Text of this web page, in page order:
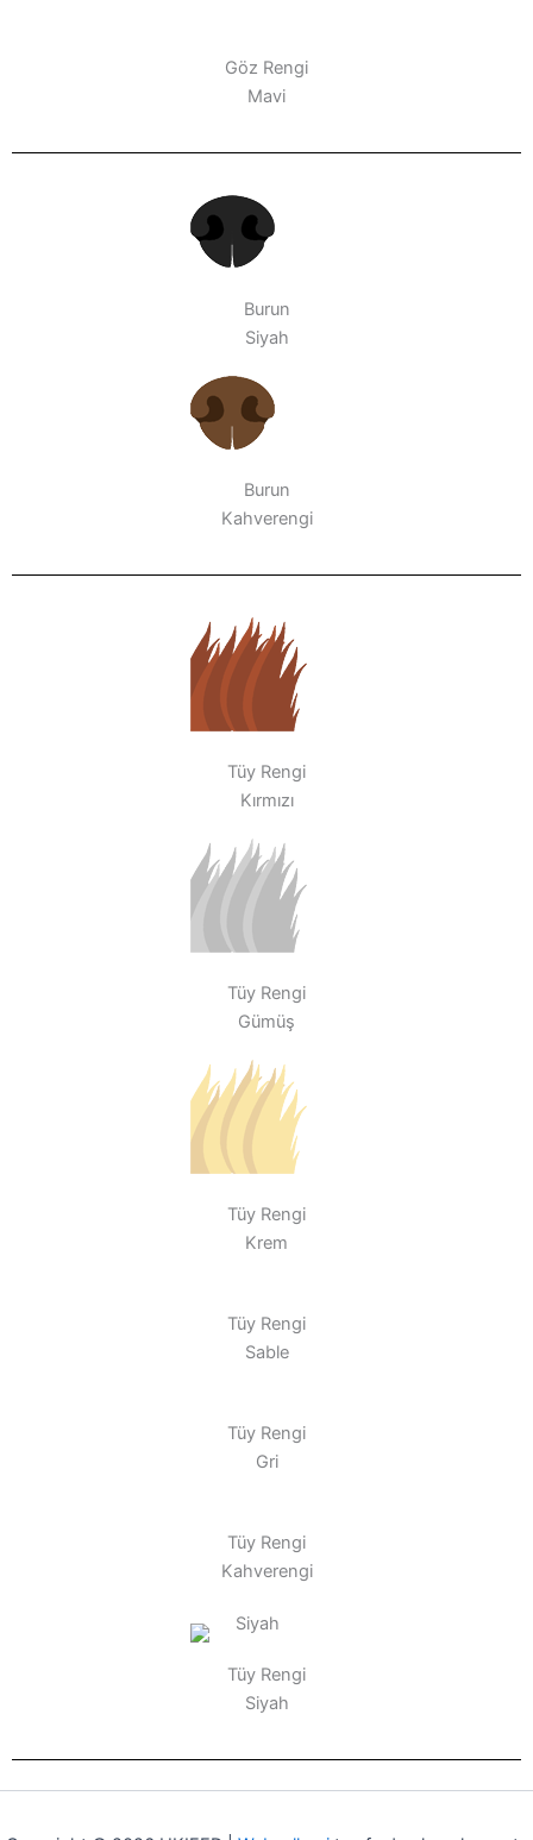
Göz Rengi
Mavi
Burun
Siyah
Burun
Kahverengi
Tüy Rengi
Kırmızı
Tüy Rengi
Gümüş
Tüy Rengi
Krem
Tüy Rengi
Sable
Tüy Rengi
Gri
Tüy Rengi
Kahverengi
Tüy Rengi
Siyah